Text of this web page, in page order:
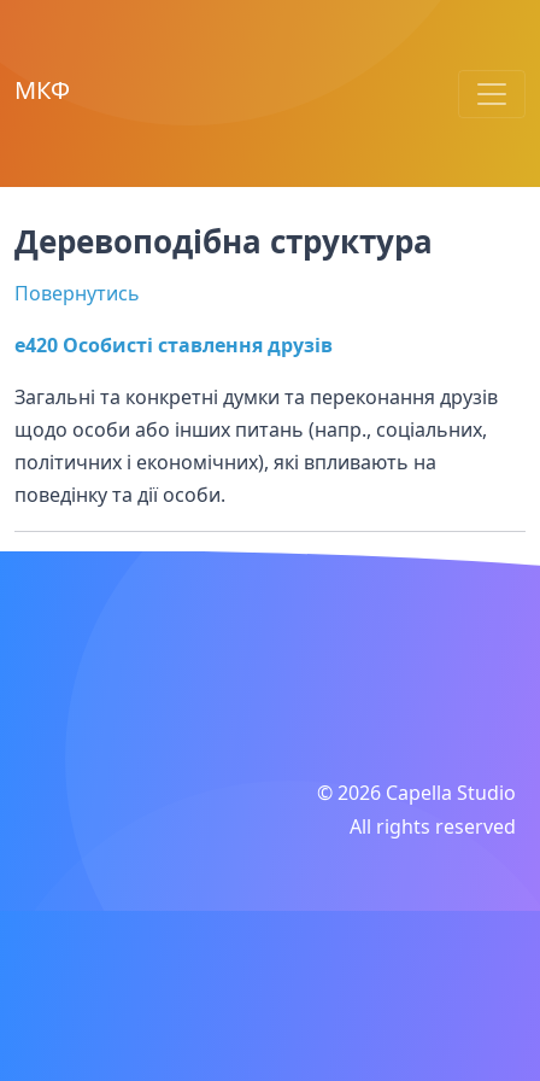
МКФ
Деревоподібна структура
Повернутись
e420 Особисті ставлення друзів
Загальні та конкретні думки та переконання друзів
щодо особи або інших питань (напр., соціальних,
політичних і економічних), які впливають на
поведінку та дії особи.
© 2026 Capella Studio
All rights reserved